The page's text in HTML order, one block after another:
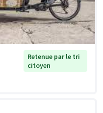
Retenue par le tri
citoyen